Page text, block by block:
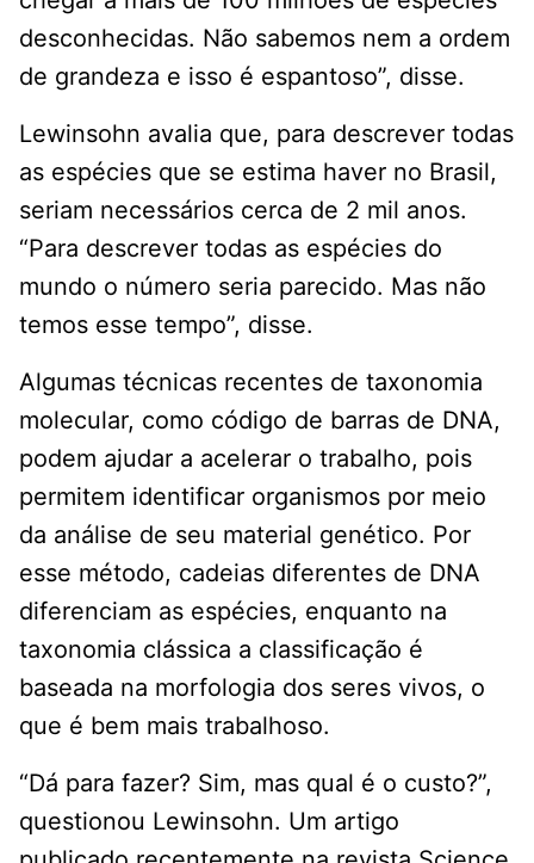
desconhecidas. Não sabemos nem a ordem
de grandeza e isso é espantoso”, disse.
Lewinsohn avalia que, para descrever todas
as espécies que se estima haver no Brasil,
seriam necessários cerca de 2 mil anos.
“Para descrever todas as espécies do
mundo o número seria parecido. Mas não
temos esse tempo”, disse.
Algumas técnicas recentes de taxonomia
molecular, como código de barras de DNA,
podem ajudar a acelerar o trabalho, pois
permitem identificar organismos por meio
da análise de seu material genético. Por
esse método, cadeias diferentes de DNA
diferenciam as espécies, enquanto na
taxonomia clássica a classificação é
baseada na morfologia dos seres vivos, o
que é bem mais trabalhoso.
“Dá para fazer? Sim, mas qual é o custo?”,
questionou Lewinsohn. Um artigo